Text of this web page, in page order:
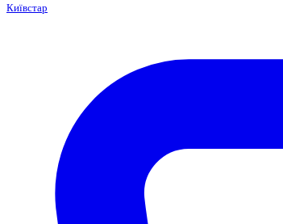
Київстар